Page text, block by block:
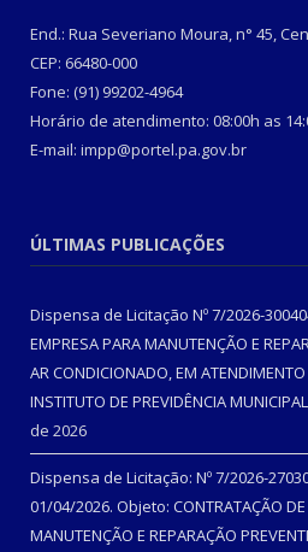
End.: Rua Severiano Moura, n° 45,
CEP: 66480-000
Fone: (91) 99202-4964
Horário de atendimento: 08:00h as
E-mail: impp@portel.pa.gov.br
ÚLTIMAS PUBLICAÇÕES
Dispensa de Licitação Nº 7/2026-
EMPRESA PARA MANUTENÇÃO E
AR CONDICIONADO, EM
INSTITUTO DE PREVIDÊNCIA
de 2026
Dispensa de Licitação: Nº 7/2026-
01/04/2026. Objeto: CONTRATAÇÃO DE
MANUTENÇÃO E REPARAÇÃO